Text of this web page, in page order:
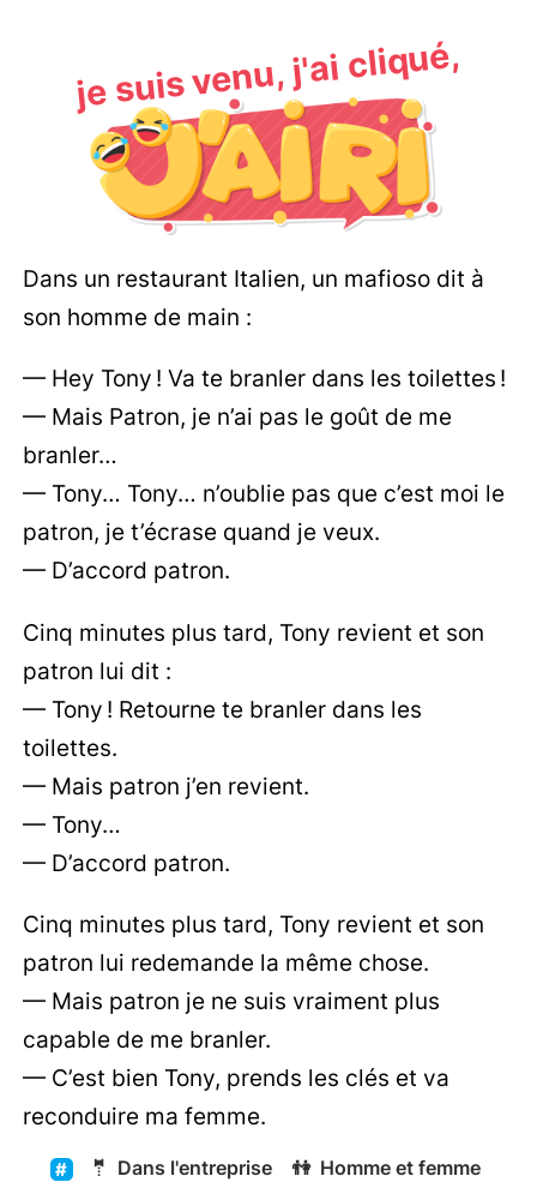
je suis venu, j'ai cliqué,
Dans un restaurant Italien, un mafioso dit à
son homme de main :
— Hey Tony ! Va te branler dans les toilettes !
— Mais Patron, je n’ai pas le goût de me
branler…
— Tony… Tony… n’oublie pas que c’est moi le
patron, je t’écrase quand je veux.
— D’accord patron.
Cinq minutes plus tard, Tony revient et son
patron lui dit :
— Tony ! Retourne te branler dans les
toilettes.
— Mais patron j’en revient.
— Tony…
— D’accord patron.
Cinq minutes plus tard, Tony revient et son
patron lui redemande la même chose.
— Mais patron je ne suis vraiment plus
capable de me branler.
— C’est bien Tony, prends les clés et va
reconduire ma femme.
🤵 Dans l'entreprise 👫 Homme et femme